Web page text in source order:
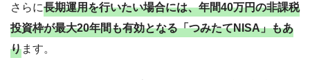
さらに長期運用を行いたい場合には、年間40万円の非課税
投資枠が最大20年間も有効となる「つみたてNISA」もあ
ります。